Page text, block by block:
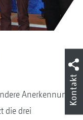
Anerkennung!
die drei
Kontakt